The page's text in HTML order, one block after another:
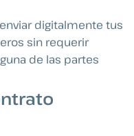
digitalmente tus
sin requerir
de las partes